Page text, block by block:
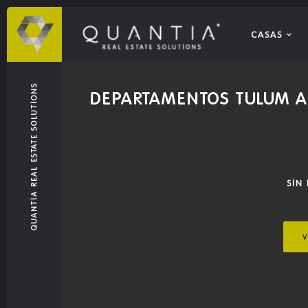
CASAS
QUANTIA REAL ESTATE SOLUTIONS DEPARTAMENTOS TULUM
SIN